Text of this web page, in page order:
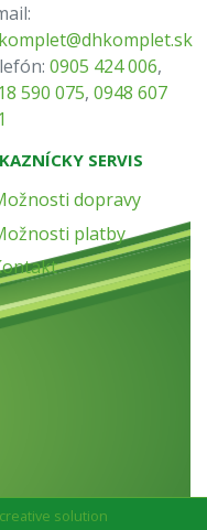
0905 424 006,
590 075, 0948 607
SERVIS
dopravy
platby
creative solution